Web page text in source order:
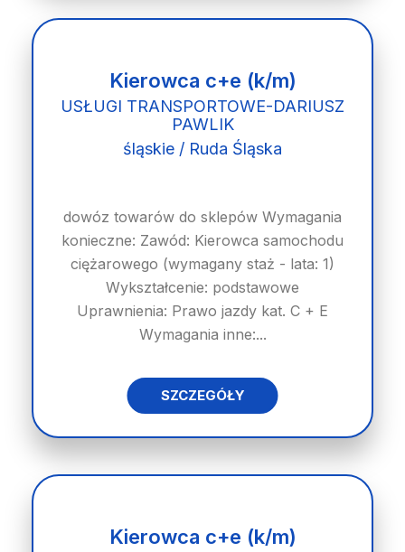
Kierowca c+e (k/m)
USŁUGI TRANSPORTOWE-DARIUSZ
PAWLIK
śląskie / Ruda Śląska
dowóz towarów do sklepów Wymagania
konieczne: Zawód: Kierowca samochodu
ciężarowego (wymagany staż - lata: 1)
Wykształcenie: podstawowe
Uprawnienia: Prawo jazdy kat. C + E
Wymagania inne:...
SZCZEGÓŁY
Kierowca c+e (k/m)